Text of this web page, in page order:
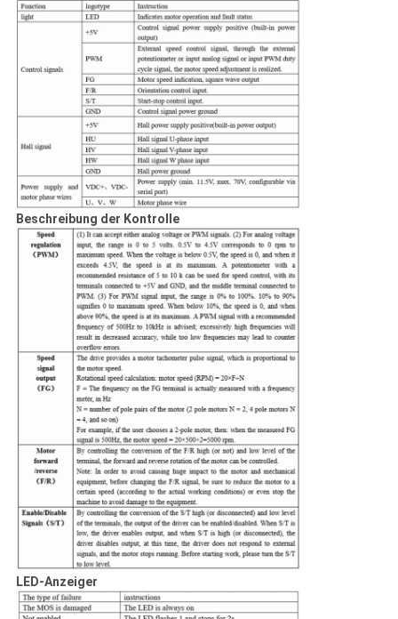
Beschreibung der Kontrolle
LED-Anzeiger